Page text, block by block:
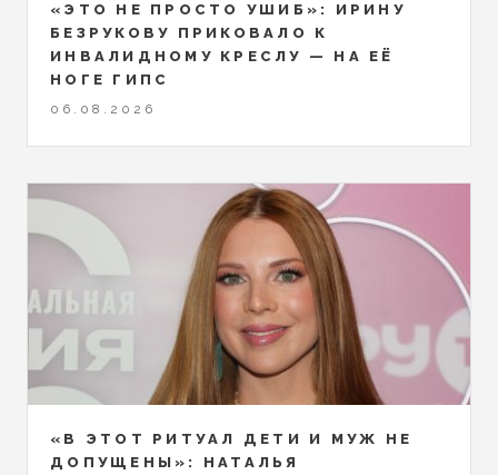
«ЭТО НЕ ПРОСТО УШИБ»: ИРИНУ
БЕЗРУКОВУ ПРИКОВАЛО К
ИНВАЛИДНОМУ КРЕСЛУ — НА ЕЁ
НОГЕ ГИПС
06.08.2026
«В ЭТОТ РИТУАЛ ДЕТИ И МУЖ НЕ
ДОПУЩЕНЫ»: НАТАЛЬЯ